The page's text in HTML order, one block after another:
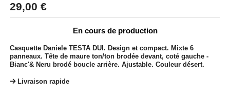
29,00 €
En cours de production
Casquette Daniele TESTA DUI. Design et compact. Mixte 6
panneaux. Tête de maure ton/ton brodée devant, coté gauche -
Bianc'& Neru brodé boucle arrière. Ajustable. Couleur désert.
Livraison rapide